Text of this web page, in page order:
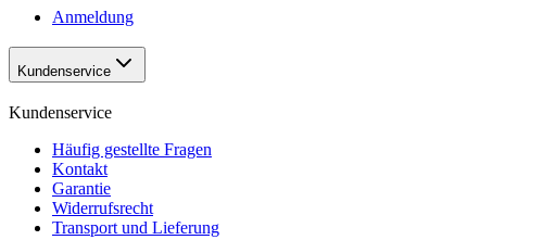
Anmeldung
Kundenservice
Kundenservice
Häufig gestellte Fragen
Kontakt
Garantie
Widerrufsrecht
Transport und Lieferung